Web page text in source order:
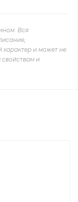
Вся
характер и может не
свойствам и